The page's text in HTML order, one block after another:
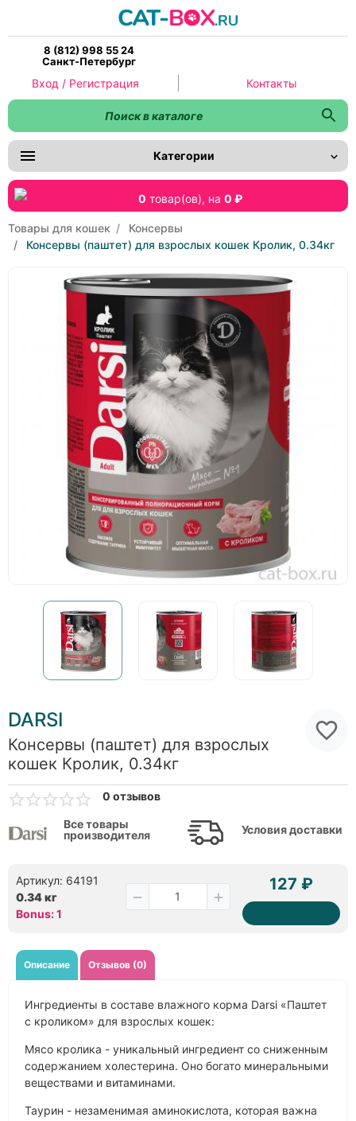
8 (812) 998 55 24
Санкт-Петербург
0 товар(ов), на 0 ₽
Категории
Вход / Регистрация Контакты
Товары для кошек
Консервы
Консервы (паштет) для взрослых кошек Кролик, 0.34кг
DARSI
Консервы (паштет) для взрослых
кошек Кролик, 0.34кг
0 отзывов
Все товары
производителя
Условия доставки
Артикул: 64191
0.34 кг
Bonus: 1
127 ₽
Описание Отзывов (0)
Ингредиенты в составе влажного корма Darsi «Паштет
с кроликом» для взрослых кошек:
Мясо кролика - уникальный ингредиент со сниженным
содержанием холестерина. Оно богато минеральными
веществами и витаминами.
Таурин - незаменимая аминокислота, которая важна